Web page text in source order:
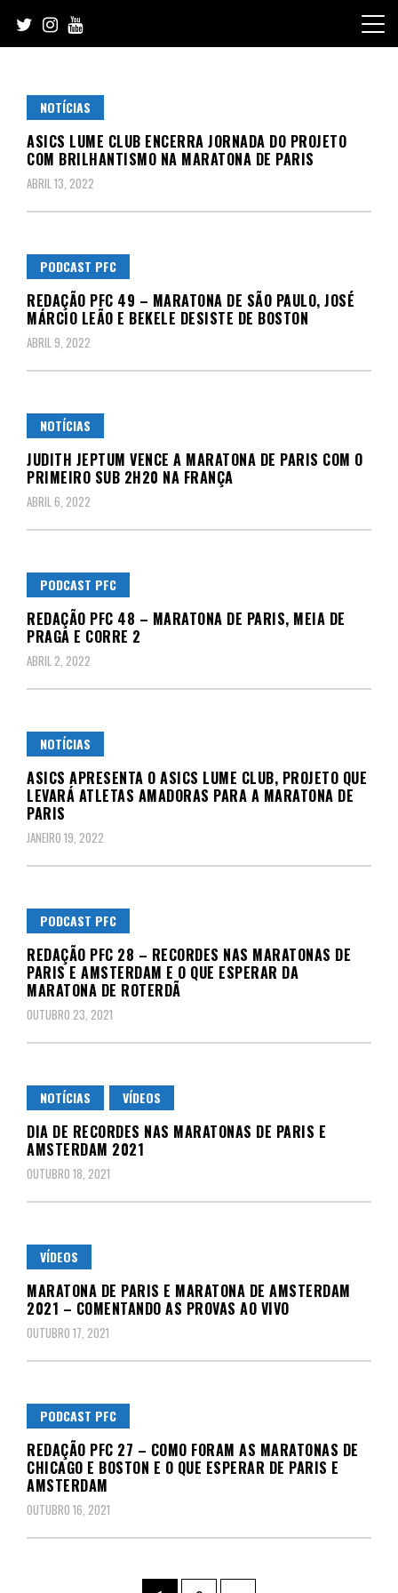
content
NOTÍCIAS
ASICS LUME CLUB ENCERRA JORNADA DO PROJETO
COM BRILHANTISMO NA MARATONA DE PARIS
ABRIL 13, 2022
PODCAST PFC
REDAÇÃO PFC 49 – MARATONA DE SÃO PAULO, JOSÉ
MÁRCIO LEÃO E BEKELE DESISTE DE BOSTON
ABRIL 9, 2022
NOTÍCIAS
JUDITH JEPTUM VENCE A MARATONA DE PARIS COM O
PRIMEIRO SUB 2H20 NA FRANÇA
ABRIL 6, 2022
PODCAST PFC
REDAÇÃO PFC 48 – MARATONA DE PARIS, MEIA DE
PRAGA E CORRE 2
ABRIL 2, 2022
NOTÍCIAS
ASICS APRESENTA O ASICS LUME CLUB, PROJETO QUE
LEVARÁ ATLETAS AMADORAS PARA A MARATONA DE
PARIS
JANEIRO 19, 2022
PODCAST PFC
REDAÇÃO PFC 28 – RECORDES NAS MARATONAS DE
PARIS E AMSTERDAM E O QUE ESPERAR DA
MARATONA DE ROTERDÃ
OUTUBRO 23, 2021
NOTÍCIAS VÍDEOS
DIA DE RECORDES NAS MARATONAS DE PARIS E
AMSTERDAM 2021
OUTUBRO 18, 2021
VÍDEOS
MARATONA DE PARIS E MARATONA DE AMSTERDAM
2021 – COMENTANDO AS PROVAS AO VIVO
OUTUBRO 17, 2021
PODCAST PFC
REDAÇÃO PFC 27 – COMO FORAM AS MARATONAS DE
CHICAGO E BOSTON E O QUE ESPERAR DE PARIS E
AMSTERDAM
OUTUBRO 16, 2021